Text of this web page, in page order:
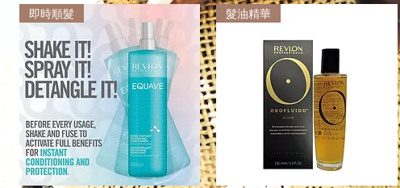
即時順髮 髮油精華